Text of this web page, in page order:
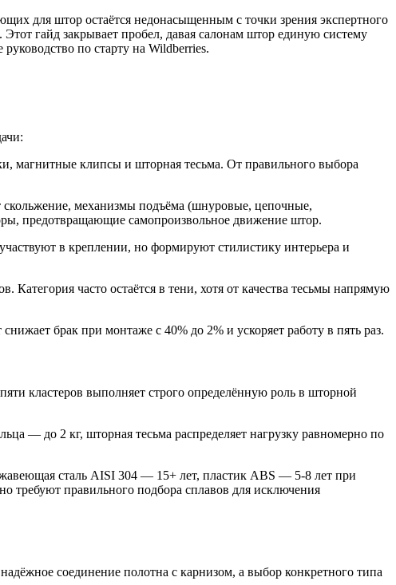
для штор остаётся недонасыщенным с точки зрения экспертного
гайд закрывает пробел, давая салонам штор единую систему
по старту на Wildberries.
магнитные клипсы и шторная тесьма. От правильного выбора
механизмы подъёма (шнуровые, цепочные,
предотвращающие самопроизвольное движение штор.
в креплении, но формируют стилистику интерьера и
часто остаётся в тени, хотя от качества тесьмы напрямую
брак при монтаже с 40% до 2% и ускоряет работу в пять раз.
кластеров выполняет строго определённую роль в шторной
— до 2 кг, шторная тесьма распределяет нагрузку равномерно по
сталь AISI 304 — 15+ лет, пластик ABS — 5-8 лет при
требуют правильного подбора сплавов для исключения
соединение полотна с карнизом, а выбор конкретного типа